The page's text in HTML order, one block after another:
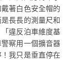
著白色安全帽的
長長的測量尺和
違反泊車維度基
察用一個擴音器
我只是垂直停在